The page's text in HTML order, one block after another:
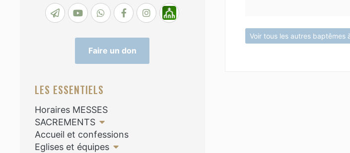
Faire un don
LES ESSENTIELS
Horaires MESSES
SACREMENTS
Accueil et confessions
Eglises et équipes
Voir tous les autres baptêmes